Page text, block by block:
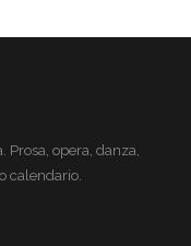
opera, danza,
calendario.